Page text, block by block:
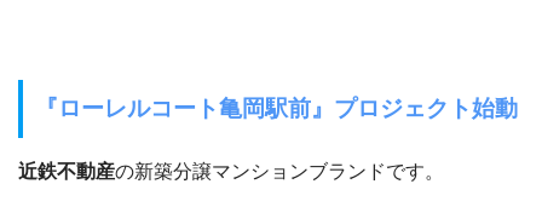
『ローレルコート亀岡駅前』プロジェクト始動
近鉄不動産の新築分譲マンションブランドです。